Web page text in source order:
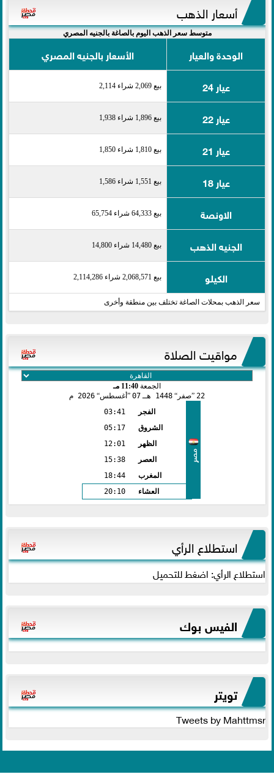
أسعار الذهب
متوسط سعر الذهب اليوم بالصاغة بالجنيه المصري
الوحدة والعيار
الأسعار بالجنيه المصري
عيار 24
بيع 2,069 شراء 2,114
عيار 22 بيع 1,896 شراء 1,938
عيار 21 بيع 1,810 شراء 1,850
عيار 18 بيع 1,551 شراء 1,586
الاونصة بيع 64,333 شراء 65,754
الجنيه الذهب بيع 14,480 شراء 14,800
الكيلو بيع 2,068,571 شراء 2,114,286
سعر الذهب بمحلات الصاغة تختلف بين منطقة وأخرى
مواقيت الصلاة
الجمعة 11:40 مـ
22
صفر 1448 هـ 07 أغسطس 2026 م
مصر
الفجر
03:41
الشروق
05:17
الظهر
12:01
العصر
15:38
المغرب
18:44
العشاء
20:10
استطلاع الرأي
استطلاع الرأي: اضغط للتحميل
الفيس بوك
تويتر
Tweets by Mahttmsr